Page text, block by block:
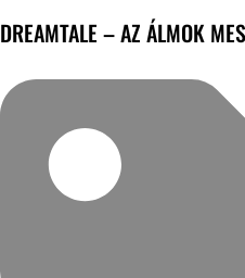
DREAMTALE – AZ ÁLMOK